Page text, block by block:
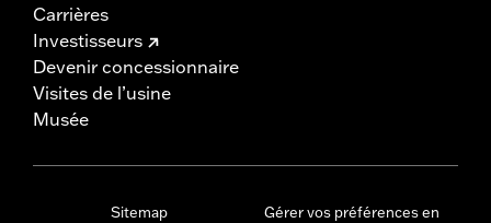
Carrières
Investisseurs
Devenir concessionnaire
Visites de l’usine
Musée
Sitemap
Gérer vos préférences en